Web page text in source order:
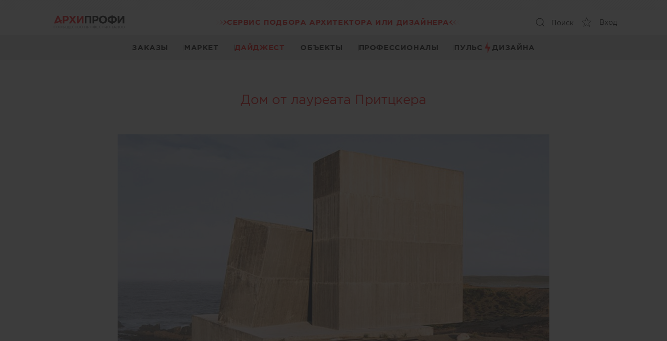
СЕРВИС ПОДБОРА АРХИТЕКТОРА ИЛИ ДИЗАЙНЕРА Поиск Вход
ЗАКАЗЫ МАРКЕТ ДАЙДЖЕСТ ОБЪЕКТЫ ПРОФЕССИОНАЛЫ ПУЛЬС ДИЗАЙНА
Дом от лауреата Притцкера